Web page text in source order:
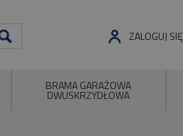
ZALOGUJ SIĘ
BRAMA GARAŻOWA
DWUSKRZYDŁOWA